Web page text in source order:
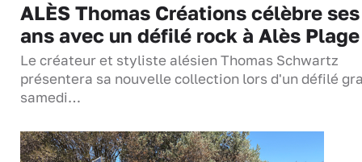
ALÈS Thomas Créations célèbre
ans avec un défilé rock à Alès Plage
Le créateur et styliste alésien Thomas Schwartz
présentera sa nouvelle collection lors d'un défilé
samedi…